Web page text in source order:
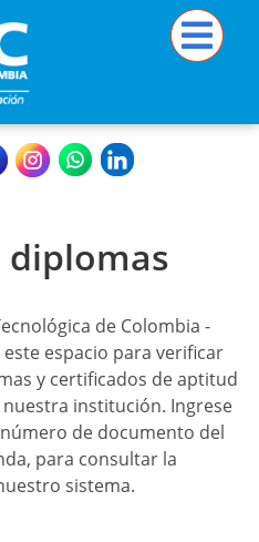
diplomas
de Colombia -
espacio para verificar
y certificados de aptitud
institución. Ingrese
de documento del
para consultar la
sistema.